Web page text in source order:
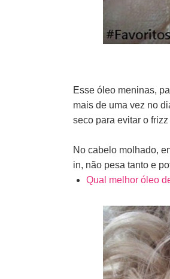
Esse óleo meninas,
mais de uma vez no
seco para evitar o
No cabelo molhado,
in, não pesa tanto e
Qual melhor óleo